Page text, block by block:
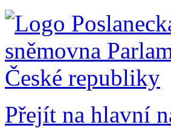
Přejít na hlavní